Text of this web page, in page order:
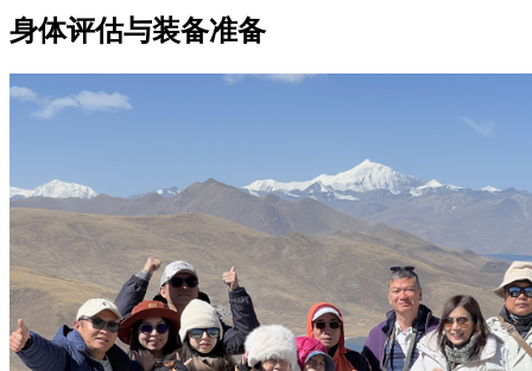
身体评估与装备准备